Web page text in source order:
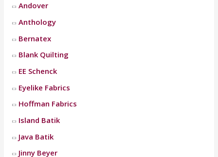
Andover
Anthology
Bernatex
Blank Quilting
EE Schenck
Eyelike Fabrics
Hoffman Fabrics
Island Batik
Java Batik
Jinny Beyer